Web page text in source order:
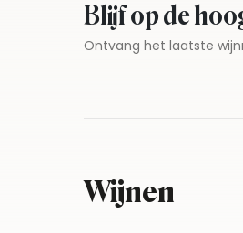
Blijf op de
Ontvang het laatste
Wijnen